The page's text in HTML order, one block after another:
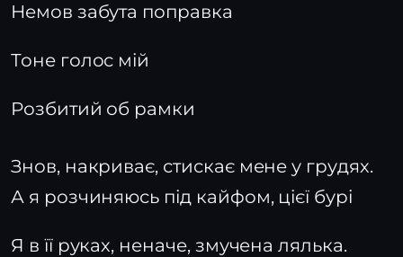
Немов забута поправка
Тоне голос мій
Розбитий об рамки
Знов, накриває, стискає мене у грудях.
А я розчиняюсь під кайфом, цієї бурі
Я в її руках, неначе, змучена лялька.